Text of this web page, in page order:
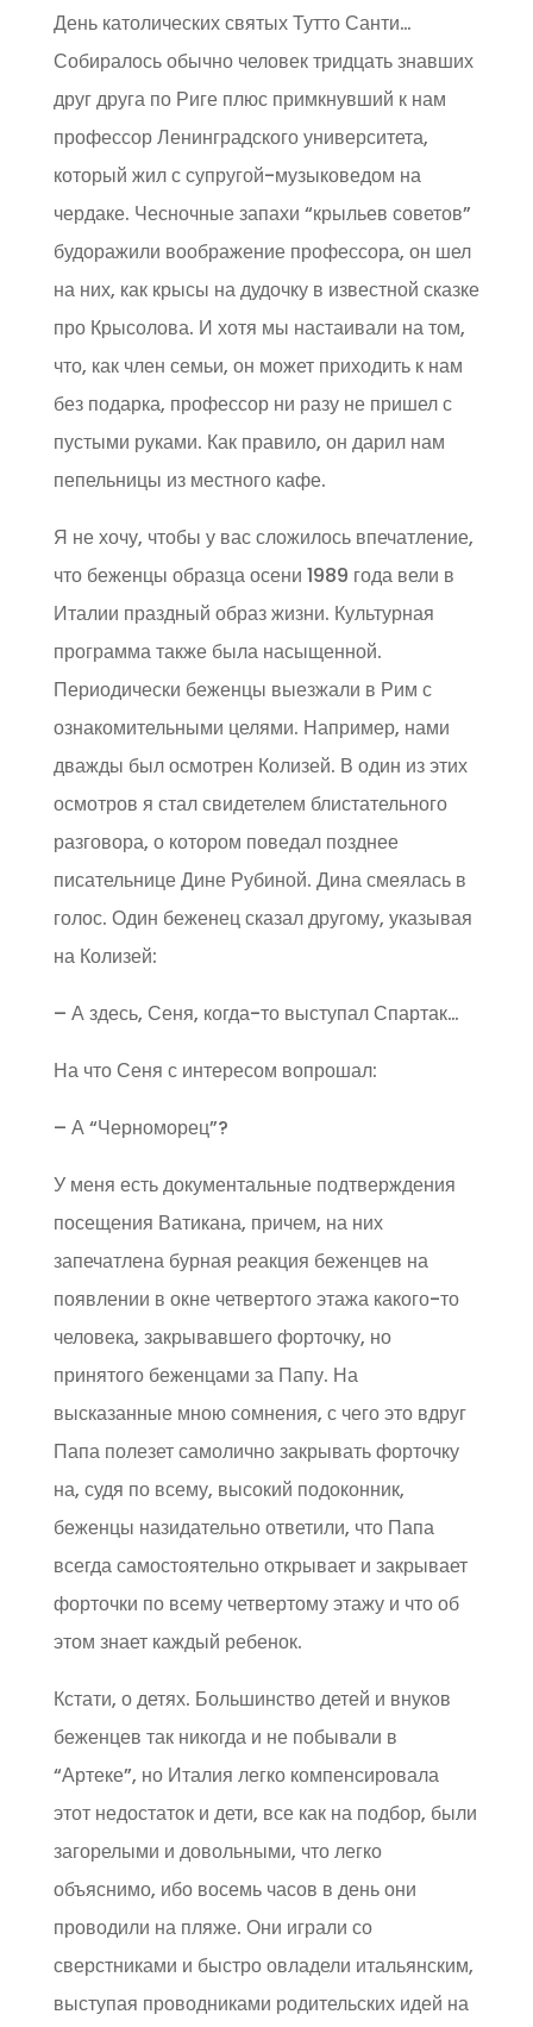
День католических святых Тутто Санти…
Собиралось обычно человек тридцать знавших
друг друга по Риге плюс примкнувший к нам
профессор Ленинградского университета,
который жил с супругой-музыковедом на
чердаке. Чесночные запахи “крыльев советов”
будоражили воображение профессора, он шел
на них, как крысы на дудочку в известной сказке
про Крысолова. И хотя мы настаивали на том,
что, как член семьи, он может приходить к нам
без подарка, профессор ни разу не пришел с
пустыми руками. Как правило, он дарил нам
пепельницы из местного кафе.
Я не хочу, чтобы у вас сложилось впечатление,
что беженцы образца осени 1989 года вели в
Италии праздный образ жизни. Культурная
программа также была насыщенной.
Периодически беженцы выезжали в Рим с
ознакомительными целями. Например, нами
дважды был осмотрен Колизей. В один из этих
осмотров я стал свидетелем блистательного
разговора, о котором поведал позднее
писательнице Дине Рубиной. Дина смеялась в
голос. Один беженец сказал другому, указывая
на Колизей:
– А здесь, Сеня, когда-то выступал Спартак…
На что Сеня с интересом вопрошал:
– А “Черноморец”?
У меня есть документальные подтверждения
посещения Ватикана, причем, на них
запечатлена бурная реакция беженцев на
появлении в окне четвертого этажа какого-то
человека, закрывавшего форточку, но
принятого беженцами за Папу. На
высказанные мною сомнения, с чего это вдруг
Папа полезет самолично закрывать форточку
на, судя по всему, высокий подоконник,
беженцы назидательно ответили, что Папа
всегда самостоятельно открывает и закрывает
форточки по всему четвертому этажу и что об
этом знает каждый ребенок.
Кстати, о детях. Большинство детей и внуков
беженцев так никогда и не побывали в
“Артеке”, но Италия легко компенсировала
этот недостаток и дети, все как на подбор, были
загорелыми и довольными, что легко
объяснимо, ибо восемь часов в день они
проводили на пляже. Они играли со
сверстниками и быстро овладели итальянским,
выступая проводниками родительских идей на